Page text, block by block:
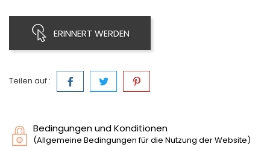
ERINNERT WERDEN
Teilen auf :
Bedingungen und Konditionen
(Allgemeine Bedingungen für die Nutzung der Website)